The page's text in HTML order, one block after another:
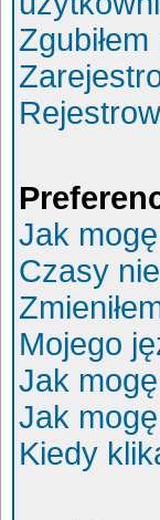
Zgubiłem
Jak
Czasy
Mojego
Jak
Jak
Kiedy